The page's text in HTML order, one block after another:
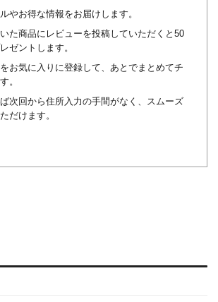
やお得な情報をお届けします。
た商品にレビューを投稿していただくと50
ゼントします。
お気に入りに登録して、あとでまとめてチ
。
次回から住所入力の手間がなく、スムーズ
だけます。